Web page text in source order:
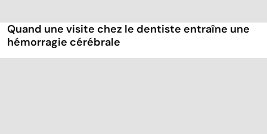
Quand une visite chez le dentiste entraîne une
hémorragie cérébrale